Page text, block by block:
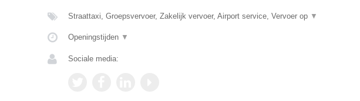
Straattaxi, Groepsvervoer, Zakelijk vervoer, Airport service, Vervoer op ▼
Openingstijden ▼
Sociale media: